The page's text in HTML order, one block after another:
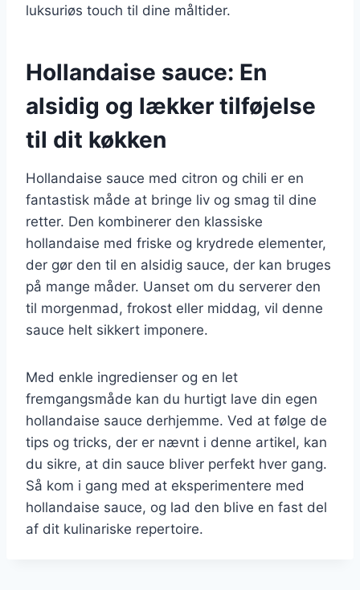
luksuriøs touch til dine måltider.
Hollandaise sauce: En
alsidig og lækker tilføjelse
til dit køkken
Hollandaise sauce med citron og chili er en
fantastisk måde at bringe liv og smag til dine
retter. Den kombinerer den klassiske
hollandaise med friske og krydrede elementer,
der gør den til en alsidig sauce, der kan bruges
på mange måder. Uanset om du serverer den
til morgenmad, frokost eller middag, vil denne
sauce helt sikkert imponere.
Med enkle ingredienser og en let
fremgangsmåde kan du hurtigt lave din egen
hollandaise sauce derhjemme. Ved at følge de
tips og tricks, der er nævnt i denne artikel, kan
du sikre, at din sauce bliver perfekt hver gang.
Så kom i gang med at eksperimentere med
hollandaise sauce, og lad den blive en fast del
af dit kulinariske repertoire.